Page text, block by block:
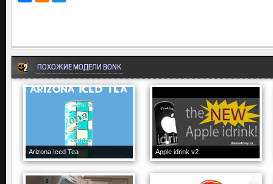
ПОХОЖИЕ МОДЕЛИ BONK
Arizona Iced Tea Apple idrink v2